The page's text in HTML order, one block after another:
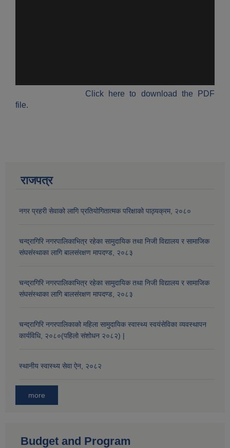
Click here to download the PDF
file.
राजपत्र
नगर प्रहरी सेवाको लागि प्रतियोगितात्मक परिक्षाको पाठ्यक्रम, २०८०
चन्द्रागिरि नगरपालिकाभित्र रहेका सामुदायिक तथा निजी विद्यालय र सामाजिक
संघसंस्थाका लागि बालसंरक्षण मापदण्ड, २०८३
चन्द्रागिरि नगरपालिकाभित्र रहेका सामुदायिक तथा निजी विद्यालय र सामाजिक
संघसंस्थाका लागि बालसंरक्षण मापदण्ड, २०८३
चन्द्रागिरि नगरपालिकाको महिला सामुदायिक स्वास्थ्य स्वयंसेविका व्यवस्थापन
कार्यविधि, २०८०(पहिलो संशोधन २०८२) |
स्थानीय स्वास्थ्य सेवा ऐन, २०८२
more
Budget and Program